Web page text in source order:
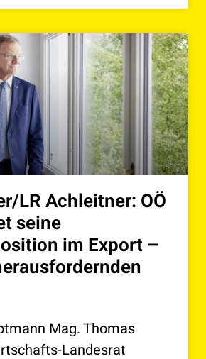
LR Achleitner: OÖ
seine
im Export –
Mag. Thomas
Landesrat